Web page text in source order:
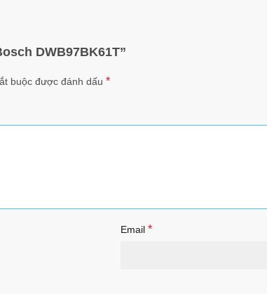
DWB97BK61T”
buộc được đánh dấu *
Email *